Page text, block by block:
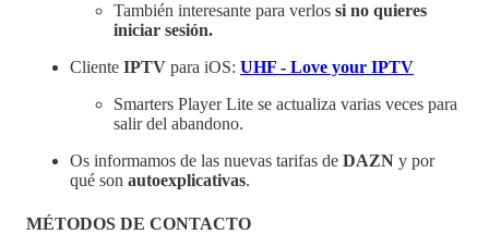
También interesante para verlos si no quieres
iniciar sesión.
Cliente IPTV para iOS: UHF - Love your IPTV
Smarters Player Lite se actualiza varias veces para
salir del abandono.
Os informamos de las nuevas tarifas de DAZN y por
qué son autoexplicativas.
MÉTODOS DE CONTACTO